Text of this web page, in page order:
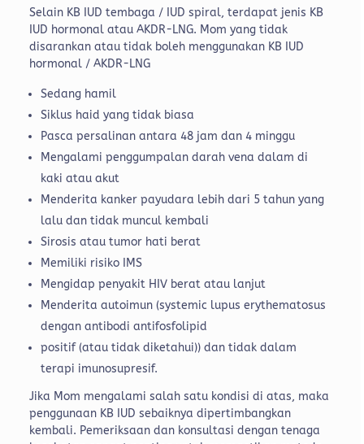
Selain KB IUD tembaga / IUD spiral, terdapat jenis KB
IUD hormonal atau AKDR-LNG. Mom yang tidak
disarankan atau tidak boleh menggunakan KB IUD
hormonal / AKDR-LNG
Sedang hamil
Siklus haid yang tidak biasa
Pasca persalinan antara 48 jam dan 4 minggu
Mengalami penggumpalan darah vena dalam di
kaki atau akut
Menderita kanker payudara lebih dari 5 tahun yang
lalu dan tidak muncul kembali
Sirosis atau tumor hati berat
Memiliki risiko IMS
Mengidap penyakit HIV berat atau lanjut
Menderita autoimun (systemic lupus erythematosus
dengan antibodi antifosfolipid
positif (atau tidak diketahui)) dan tidak dalam
terapi imunosupresif.
Jika Mom mengalami salah satu kondisi di atas, maka
penggunaan KB IUD sebaiknya dipertimbangkan
kembali. Pemeriksaan dan konsultasi dengan tenaga